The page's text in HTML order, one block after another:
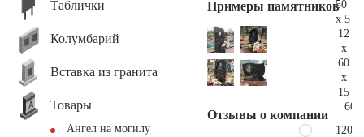
Таблички
Колумбарий
Вставка из гранита
Товары
Ангел на могилу
Примеры памятников
Отзывы о компании
50
x 5
12
x
60
x
15
120